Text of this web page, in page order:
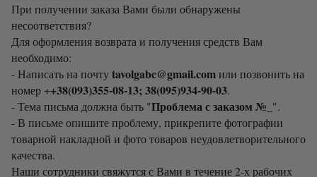
При получении заказа Вами были обнаружены
несоответствия?
Для оформления возврата и получения средств Вам
необходимо:
- Написать на почтуtavolgabc@gmail.comили позвонить на
номер ++38(093)355-08-13; 38(095)934-90-03.
- Тема письма должна быть "Проблема с заказом №_ ".
- В письме опишите проблему, прикрепите фотографии
товарной накладной и фото товаров неудовлетворительного
качества.
Наши сотрудники свяжутся с Вами в течение 2-х рабочих